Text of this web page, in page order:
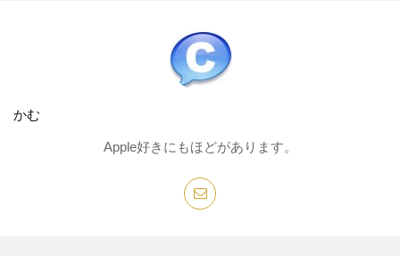
かむ
Apple好きにもほどがあります。